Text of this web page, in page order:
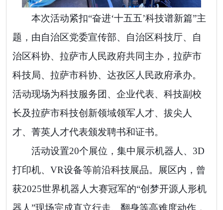
本次活动紧扣“奋进‘十五五’科技谱新篇”主
题，由自治区党委宣传部、自治区科技厅、自
治区科协、拉萨市人民政府共同主办，拉萨市
科技局、拉萨市科协、达孜区人民政府承办。
活动现场为科技服务团、企业代表、科技副校
长及拉萨市科技创新领域领军人才、拔尖人
才、菁英人才代表颁发聘书和证书。
活动设置20个展位，集中展示机器人、 3D
打印机、 VR设备等前沿科技展品。展区内，曾
获2025世界机器人大赛冠军的“创梦开源人形机
器人”现场完成直立行走、翻身等高难度动作，